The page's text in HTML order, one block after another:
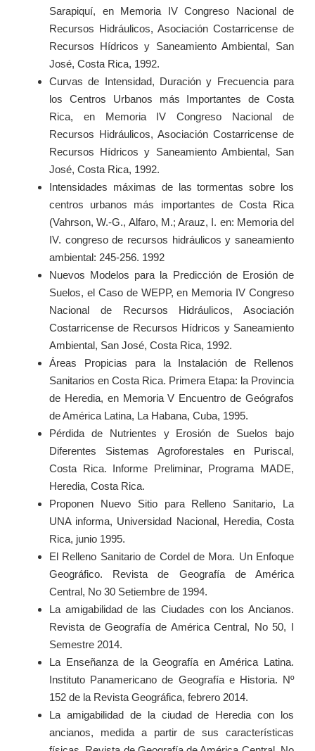
Sarapiquí, en Memoria IV Congreso Nacional de
Recursos Hidráulicos, Asociación Costarricense de
Recursos Hídricos y Saneamiento Ambiental, San
José, Costa Rica, 1992.
Curvas de Intensidad, Duración y Frecuencia para
los Centros Urbanos más Importantes de Costa
Rica, en Memoria IV Congreso Nacional de
Recursos Hidráulicos, Asociación Costarricense de
Recursos Hídricos y Saneamiento Ambiental, San
José, Costa Rica, 1992.
Intensidades máximas de las tormentas sobre los
centros urbanos más importantes de Costa Rica
(Vahrson, W.-G., Alfaro, M.; Arauz, I. en: Memoria del
IV. congreso de recursos hidráulicos y saneamiento
ambiental: 245-256. 1992
Nuevos Modelos para la Predicción de Erosión de
Suelos, el Caso de WEPP, en Memoria IV Congreso
Nacional de Recursos Hidráulicos, Asociación
Costarricense de Recursos Hídricos y Saneamiento
Ambiental, San José, Costa Rica, 1992.
Áreas Propicias para la Instalación de Rellenos
Sanitarios en Costa Rica. Primera Etapa: la Provincia
de Heredia, en Memoria V Encuentro de Geógrafos
de América Latina, La Habana, Cuba, 1995.
Pérdida de Nutrientes y Erosión de Suelos bajo
Diferentes Sistemas Agroforestales en Puriscal,
Costa Rica. Informe Preliminar, Programa MADE,
Heredia, Costa Rica.
Proponen Nuevo Sitio para Relleno Sanitario, La
UNA informa, Universidad Nacional, Heredia, Costa
Rica, junio 1995.
El Relleno Sanitario de Cordel de Mora. Un Enfoque
Geográfico. Revista de Geografía de América
Central, No 30 Setiembre de 1994.
La amigabilidad de las Ciudades con los Ancianos.
Revista de Geografía de América Central, No 50, I
Semestre 2014.
La Enseñanza de la Geografía en América Latina.
Instituto Panamericano de Geografía e Historia. Nº
152 de la Revista Geográfica, febrero 2014.
La amigabilidad de la ciudad de Heredia con los
ancianos, medida a partir de sus características